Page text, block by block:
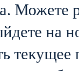
Можете
на